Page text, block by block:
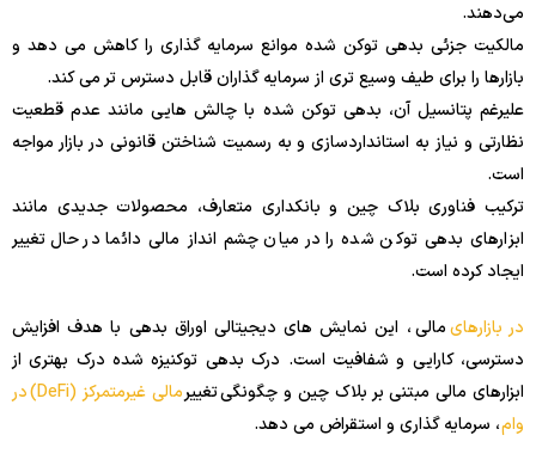
می‌دهند.
مالکیت جزئی بدهی توکن شده موانع سرمایه گذاری را کاهش می دهد و
بازارها را برای طیف وسیع تری از سرمایه گذاران قابل دسترس تر می کند.
علیرغم پتانسیل آن، بدهی توکن شده با چالش هایی مانند عدم قطعیت
نظارتی و نیاز به استانداردسازی و به رسمیت شناختن قانونی در بازار مواجه
است.
ترکیب فناوری بلاک چین و بانکداری متعارف، محصولات جدیدی مانند
ابزارهای بدهی توکن شده را در میان چشم انداز مالی دائما در حال تغییر
ایجاد کرده است.
در بازارهایمالی ، این نمایش های دیجیتالی اوراق بدهی با هدف افزایش
دسترسی، کارایی و شفافیت است. درک بدهی توکنیزه شده درک بهتری از
ابزارهای مالی مبتنی بر بلاک چین و چگونگی تغییرمالی غیرمتمرکز (DeFi)
در
وام، سرمایه گذاری و استقراض می دهد.